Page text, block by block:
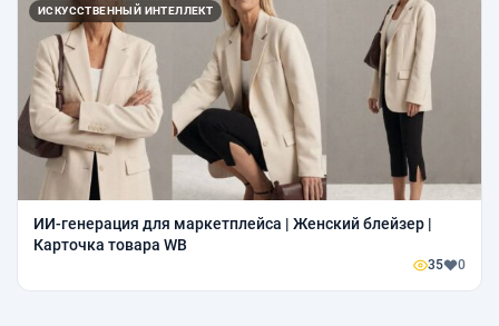
ИСКУССТВЕННЫЙ ИНТЕЛЛЕКТ
ИИ-генерация для маркетплейса | Женский блейзер |
Карточка товара WB
35 0